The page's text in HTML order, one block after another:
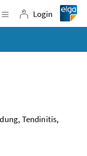
Navigation
Login
Login
Tendinitis,